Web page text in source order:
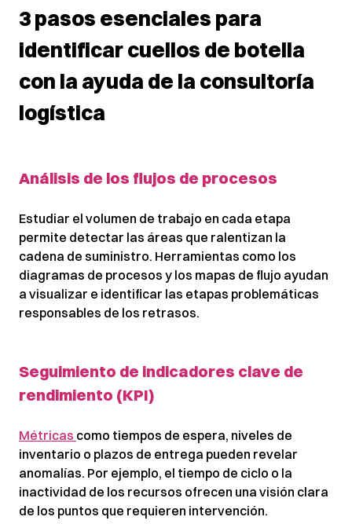
3 pasos esenciales para
identificar cuellos de botella
con la ayuda de la consultoría
logística
Análisis de los flujos de procesos
Estudiar el volumen de trabajo en cada etapa
permite detectar las áreas que ralentizan la
cadena de suministro. Herramientas como los
diagramas de procesos y los mapas de flujo ayudan
a visualizar e identificar las etapas problemáticas
responsables de los retrasos.
Seguimiento de indicadores clave de
rendimiento (KPI)
Métricas como tiempos de espera, niveles de
inventario o plazos de entrega pueden revelar
anomalías. Por ejemplo, el tiempo de ciclo o la
inactividad de los recursos ofrecen una visión clara
de los puntos que requieren intervención.